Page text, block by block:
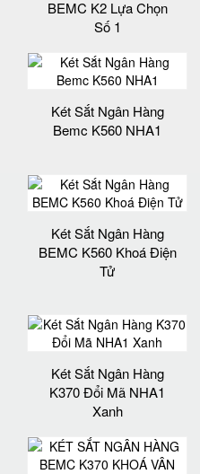
BEMC K2 Lựa Chọn
Số 1
Két Sắt Ngân Hàng
Bemc K560 NHA1
Két Sắt Ngân Hàng
BEMC K560 Khoá Điện
Tử
Két Sắt Ngân Hàng
K370 Đổi Mã NHA1
Xanh